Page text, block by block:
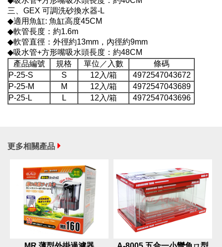
三、GEX 可調洗砂換水器-L
◆適用魚缸: 魚缸高度45CM
◆軟管長度：約1.6m
◆軟管直徑：外徑約13mm，內徑約9mm
◆吸水管+方形嘴吸水頭長度：約48CM
產品編號
規格 單位／入數
條碼
P-25-S
S 12入/箱
4972547043672
P-25-M
M 12入/箱
4972547043689
P-25-L
L 12入/箱 4972547043696
更多相關產品